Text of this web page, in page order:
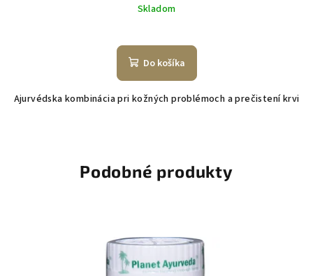
Skladom
Do košíka
Ajurvédska kombinácia pri kožných problémoch a prečistení krvi
Podobné produkty